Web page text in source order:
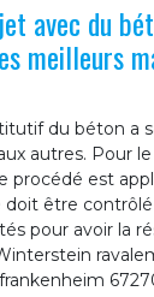
avec du
meilleurs
du béton a
autres. Pour
procédé est
être
pour avoir la